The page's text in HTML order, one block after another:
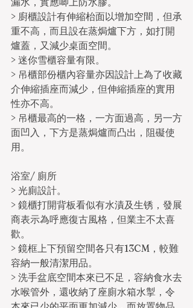
> 廚櫃設計有伸縮枱面以增加空間，但承
重不高，而且設在蒸焗爐下方，如打開
爐蓋，又減少桌面空間。
> 迷你雪櫃容量有限。
> 吊櫃部份櫃內容量亦因設計上為了收藏
介伸縮插座而減少，但伸縮插座的實用
性亦不高。
> 吊櫃最高的一格，一方面過高，另一方
面凹入，下方是蒸焗爐而凸出，阻礙使
用。
浴室/ 廁所
> 光廁設計。
> 鏡櫃打開背板看似有水漬及生锈，發展
商表示為呼應復古風格，但業主不太喜
歡。
> 鏡框上下預留空間各只有13CM，較難
容納一般清潔用品。
> 洗手盆底空間本來已不足，容納食水去
水喉管外，還收納了座廁水箱水掣，令